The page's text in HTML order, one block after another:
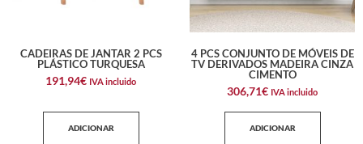
CADEIRAS DE JANTAR 2 PCS
PLÁSTICO TURQUESA
191,94€ IVA incluido
ADICIONAR
4 PCS CONJUNTO DE MÓVEIS DE
TV DERIVADOS MADEIRA CINZA
CIMENTO
306,71€ IVA incluido
ADICIONAR